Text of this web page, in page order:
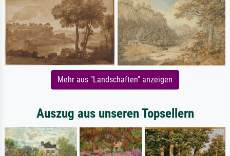
Mehr aus "Landschaften" anzeigen
Auszug aus unseren Topsellern